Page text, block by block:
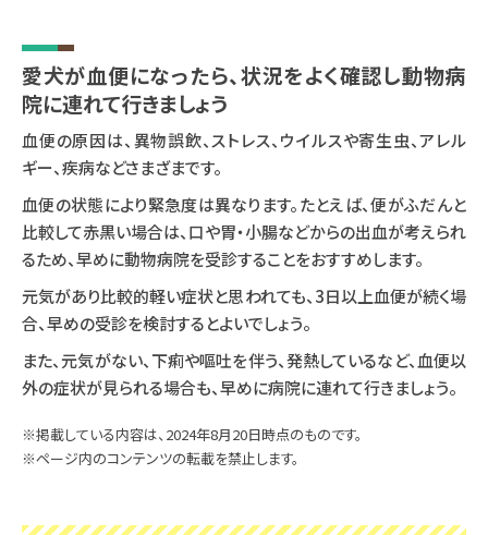
愛犬が血便になったら、状況をよく確認し動物病
院に連れて行きましょう
血便の原因は、異物誤飲、ストレス、ウイルスや寄生虫、アレル
ギー、疾病などさまざまです。
血便の状態により緊急度は異なります。たとえば、便がふだんと
比較して赤黒い場合は、口や胃・小腸などからの出血が考えられ
るため、早めに動物病院を受診することをおすすめします。
元気があり比較的軽い症状と思われても、3日以上血便が続く場
合、早めの受診を検討するとよいでしょう。
また、元気がない、下痢や嘔吐を伴う、発熱しているなど、血便以
外の症状が見られる場合も、早めに病院に連れて行きましょう。
※掲載している内容は、2024年8月20日時点のものです。
※ページ内のコンテンツの転載を禁止します。